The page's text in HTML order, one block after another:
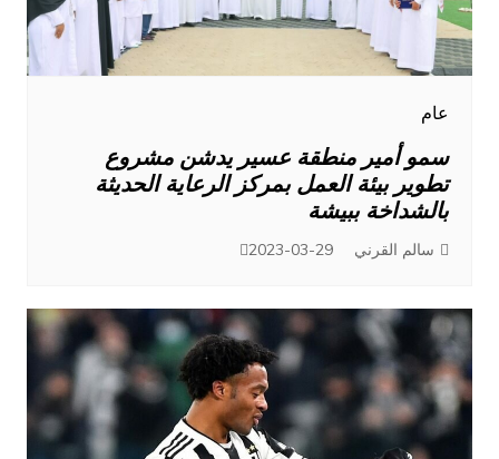
عام
سمو أمير منطقة عسير يدشن مشروع
تطوير بيئة العمل بمركز الرعاية الحديثة
بالشداخة ببيشة
سالم القرني 2023-03-29